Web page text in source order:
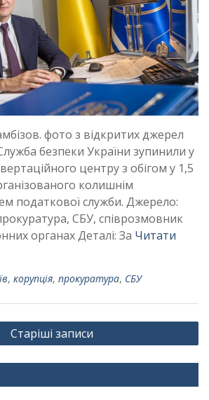
фото з відкритих джерел
безпеки України зупинили у
центру з обігом у 1,5
колишнім
податкової служби. Джерело:
СБУ, співрозмовник
органах Деталі: За Читати
, корупція, прокуратура, СБУ
Старіші записи